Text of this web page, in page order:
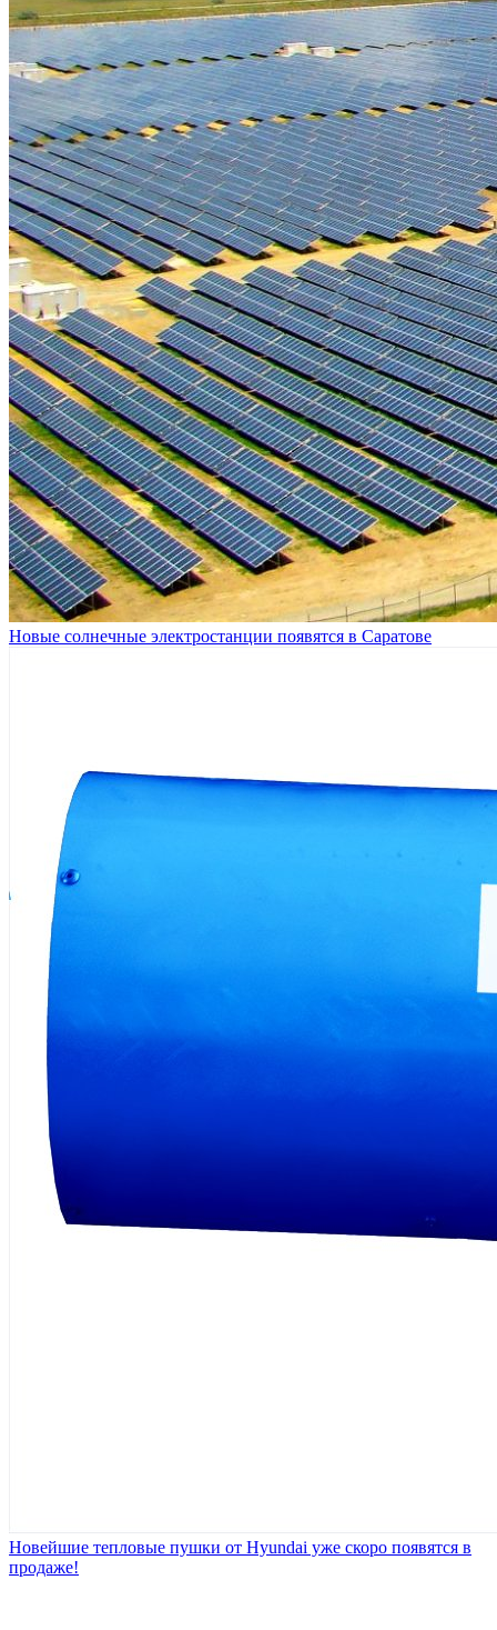
Новые солнечные электростанции появятся в Саратове
Новейшие тепловые пушки от Hyundai уже скоро появятся в
продаже!